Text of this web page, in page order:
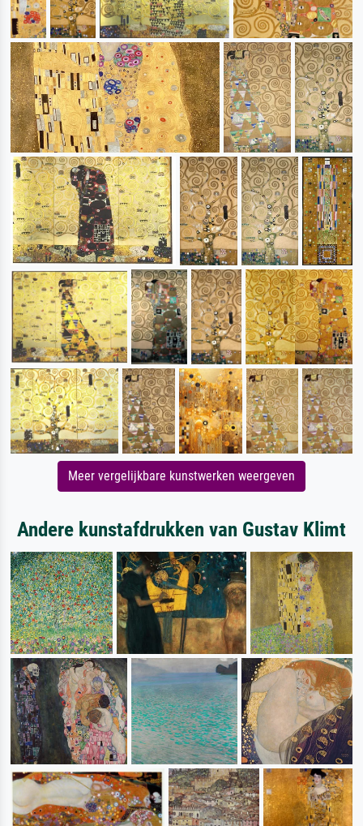
Meer vergelijkbare kunstwerken weergeven
Andere kunstafdrukken van Gustav Klimt